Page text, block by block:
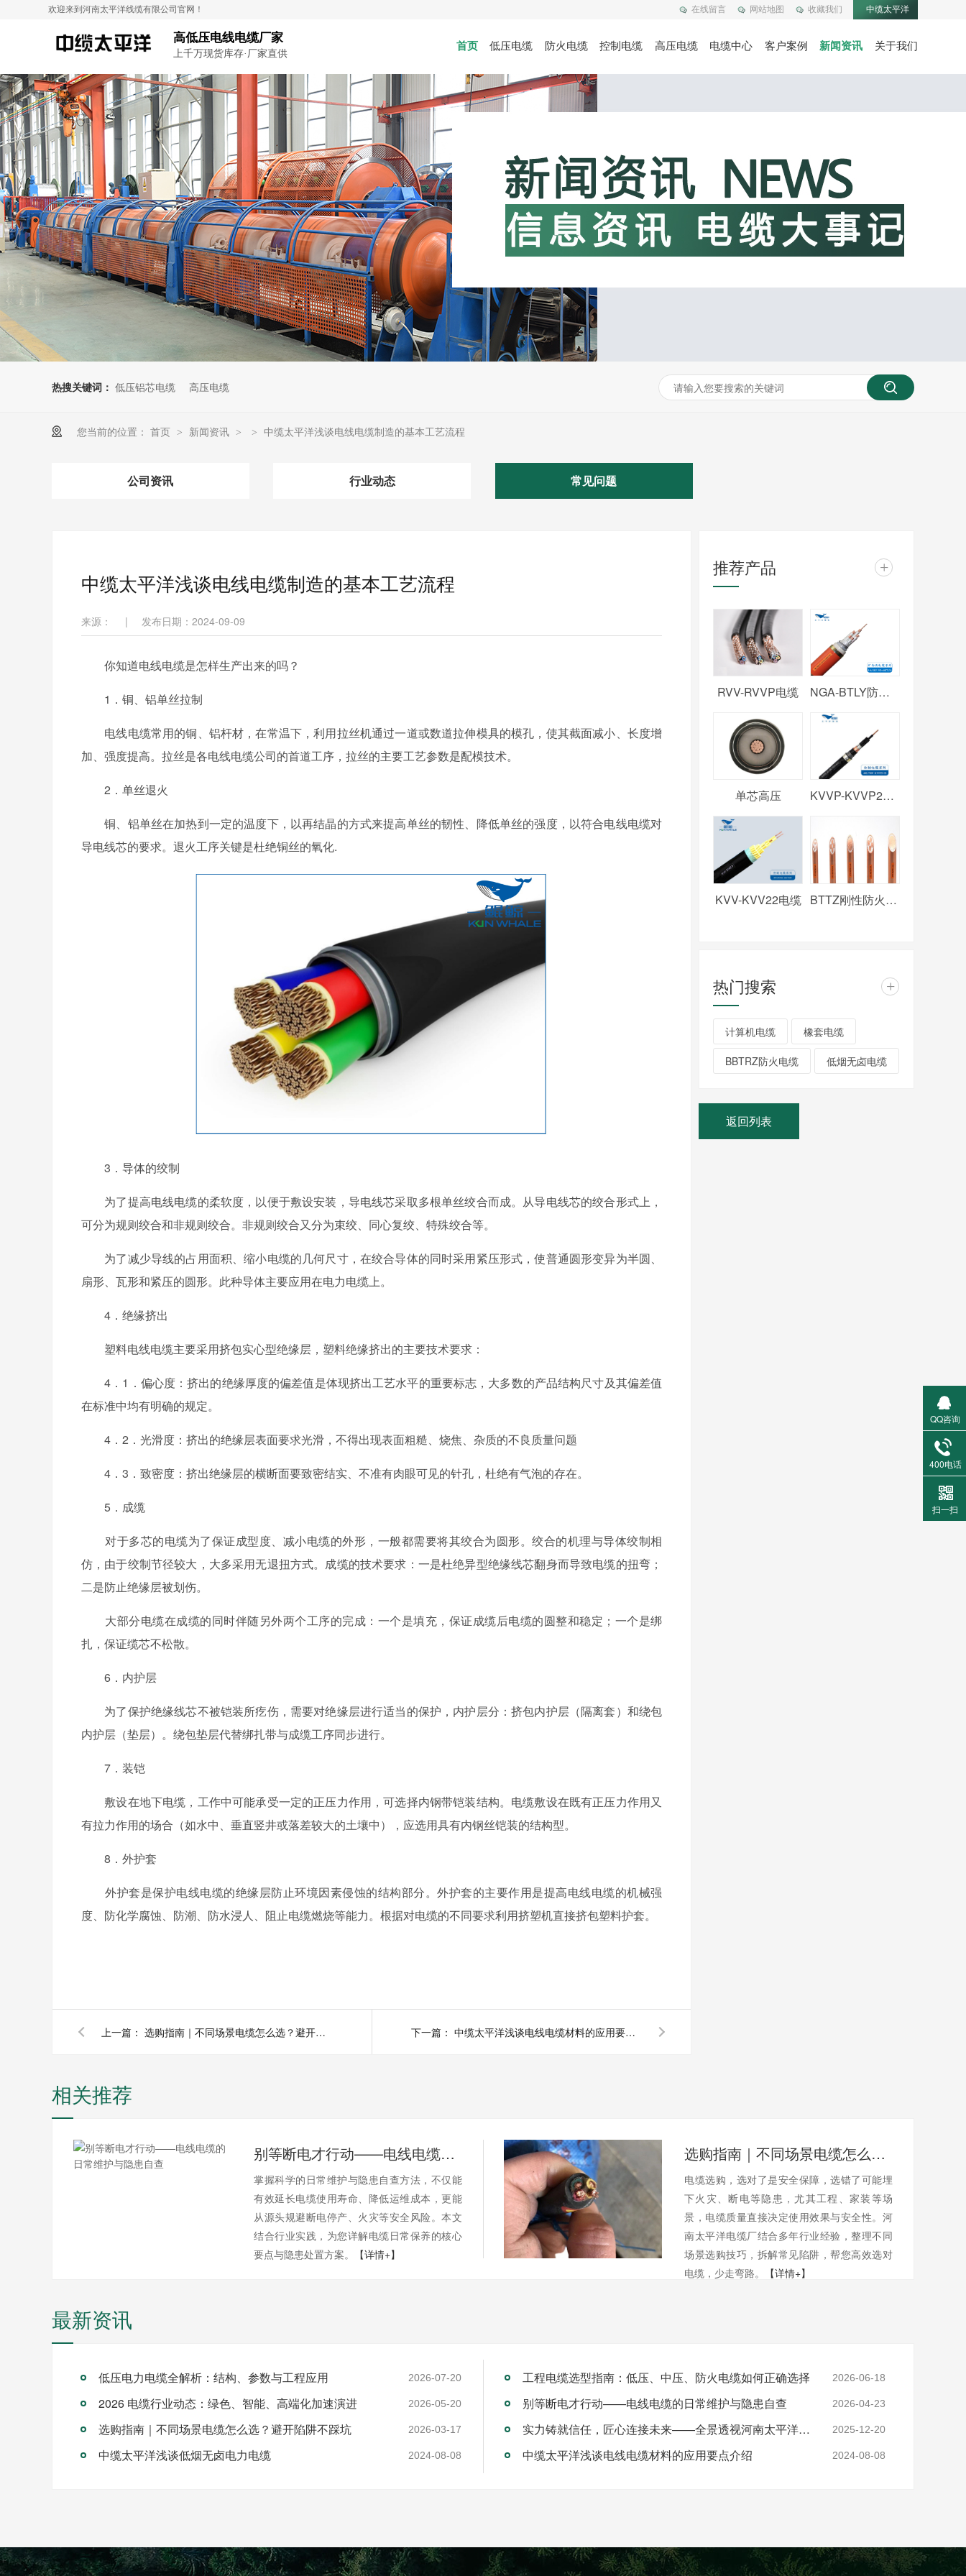
在线留言 网站地图 收藏我们 中缆太平洋
欢迎来到河南太平洋线缆有限公司官网！
高低压电线电缆厂家
上千万现货库存·厂家直供
首页 低压电缆 防火电缆 控制电缆 高压电缆 电缆中心 客户案例 新闻资讯 关于我们
热搜关键词： 低压铝芯电缆 高压电缆
您当前的位置： 首页 > 新闻资讯 > > 中缆太平洋浅谈电线电缆制造的基本工艺流程
公司资讯 行业动态 常见问题
中缆太平洋浅谈电线电缆制造的基本工艺流程
来源： | 发布日期：2024-09-09
你知道电线电缆是怎样生产出来的吗？
1．铜、铝单丝拉制
电线电缆常用的铜、铝杆材，在常温下，利用拉丝机通过一道或数道拉伸模具的模孔，使其截面减小、长度增
加、强度提高。拉丝是各电线电缆公司的首道工序，拉丝的主要工艺参数是配模技术。
2．单丝退火
铜、铝单丝在加热到一定的温度下，以再结晶的方式来提高单丝的韧性、降低单丝的强度，以符合电线电缆对
导电线芯的要求。退火工序关键是杜绝铜丝的氧化.
3．导体的绞制
为了提高电线电缆的柔软度，以便于敷设安装，导电线芯采取多根单丝绞合而成。从导电线芯的绞合形式上，
可分为规则绞合和非规则绞合。非规则绞合又分为束绞、同心复绞、特殊绞合等。
为了减少导线的占用面积、缩小电缆的几何尺寸，在绞合导体的同时采用紧压形式，使普通圆形变异为半圆、
扇形、瓦形和紧压的圆形。此种导体主要应用在电力电缆上。
4．绝缘挤出
塑料电线电缆主要采用挤包实心型绝缘层，塑料绝缘挤出的主要技术要求：
4．1．偏心度：挤出的绝缘厚度的偏差值是体现挤出工艺水平的重要标志，大多数的产品结构尺寸及其偏差值
在标准中均有明确的规定。
4．2．光滑度：挤出的绝缘层表面要求光滑，不得出现表面粗糙、烧焦、杂质的不良质量问题
4．3．致密度：挤出绝缘层的横断面要致密结实、不准有肉眼可见的针孔，杜绝有气泡的存在。
5．成缆
对于多芯的电缆为了保证成型度、减小电缆的外形，一般都需要将其绞合为圆形。绞合的机理与导体绞制相
仿，由于绞制节径较大，大多采用无退扭方式。成缆的技术要求：一是杜绝异型绝缘线芯翻身而导致电缆的扭弯；
二是防止绝缘层被划伤。
大部分电缆在成缆的同时伴随另外两个工序的完成：一个是填充，保证成缆后电缆的圆整和稳定；一个是绑
扎，保证缆芯不松散。
6．内护层
为了保护绝缘线芯不被铠装所疙伤，需要对绝缘层进行适当的保护，内护层分：挤包内护层（隔离套）和绕包
内护层（垫层）。绕包垫层代替绑扎带与成缆工序同步进行。
7．装铠
敷设在地下电缆，工作中可能承受一定的正压力作用，可选择内钢带铠装结构。电缆敷设在既有正压力作用又
有拉力作用的场合（如水中、垂直竖井或落差较大的土壤中），应选用具有内钢丝铠装的结构型。
8．外护套
外护套是保护电线电缆的绝缘层防止环境因素侵蚀的结构部分。外护套的主要作用是提高电线电缆的机械强
度、防化学腐蚀、防潮、防水浸人、阻止电缆燃烧等能力。根据对电缆的不同要求利用挤塑机直接挤包塑料护套。
上一篇： 选购指南｜不同场景电缆怎么选？避开陷阱不踩坑 下一篇： 中缆太平洋浅谈电线电缆材料的应用要点介绍
推荐产品 +
RVV-RVVP电缆 NGA-BTLY防火电缆
单芯高压 KVVP-KVVP2电缆
KVV-KVV22电缆 BTTZ刚性防火电缆
热门搜索 +
计算机电缆 橡套电缆
BBTRZ防火电缆 低烟无卤电缆
返回列表
相关推荐
别等断电才行动——电线电缆的日常维护与隐患自查
掌握科学的日常维护与隐患自查方法，不仅能
有效延长电缆使用寿命、降低运维成本，更能
从源头规避断电停产、火灾等安全风险。本文
结合行业实践，为您详解电缆日常保养的核心
要点与隐患处置方案。
【详情+】
选购指南｜不同场景电缆怎么选？避开陷阱不踩坑
电缆选购，选对了是安全保障，选错了可能埋
下火灾、断电等隐患，尤其工程、家装等场
景，电缆质量直接决定使用效果与安全性。河
南太平洋电缆厂结合多年行业经验，整理不同
场景选购技巧，拆解常见陷阱，帮您高效选对
电缆，少走弯路。
【详情+】
最新资讯
低压电力电缆全解析：结构、参数与工程应用 2026-07-20 工程电缆选型指南：低压、中压、防火电缆如何正确选择 2026-06-18
2026 电缆行业动态：绿色、智能、高端化加速演进 2026-05-20 别等断电才行动——电线电缆的日常维护与隐患自查 2026-04-23
选购指南｜不同场景电缆怎么选？避开陷阱不踩坑 2026-03-17 实力铸就信任，匠心连接未来——全景透视河南太平洋电缆厂 2025-12-20
中缆太平洋浅谈低烟无卤电力电缆 2024-08-08 中缆太平洋浅谈电线电缆材料的应用要点介绍 2024-08-08
QQ咨询
400电话
扫一扫